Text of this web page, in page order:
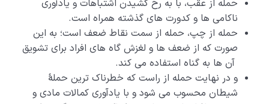
حمله از عقب، با به رخ کشیدن اشتباهات و یادآوری
ناکامی ها و کدورت های گذشته همراه است.
حمله از چپ، حمله از سمت نقاط ضعف است؛ به این
صورت که از ضعف ها و لغزش گاه های افراد برای تشویق
آن ها به گناه استفاده می کند.
و در نهایت حمله از راست که خطرناک ترین حملۀ
شیطان محسوب می شود و با یادآوری کمالات مادی و